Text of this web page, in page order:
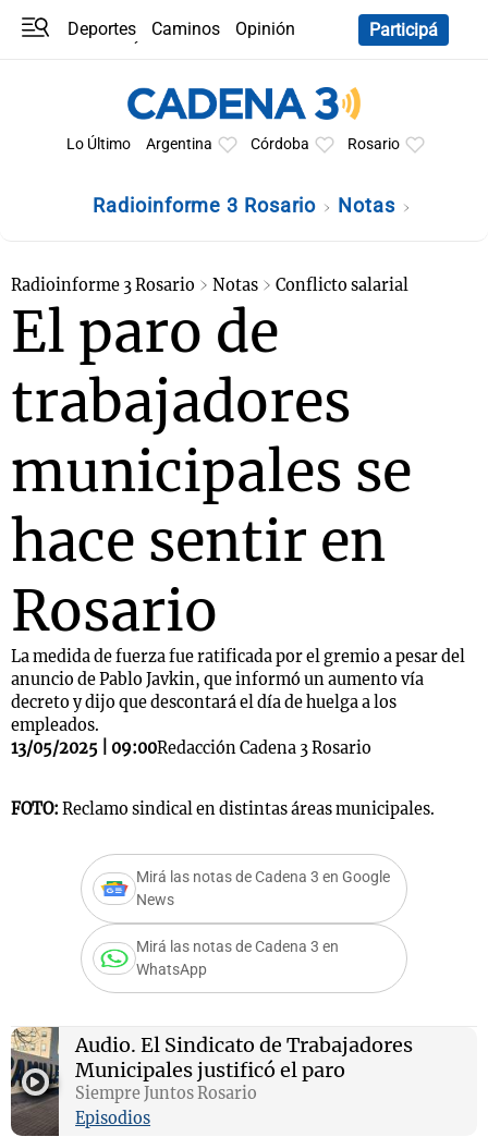
Deportes Caminos
Opinión
Participá
Lo Último Argentina Córdoba Rosario
Radioinforme 3 Rosario Notas
Radioinforme 3 Rosario Notas Conflicto salarial
El paro de
trabajadores
municipales se
hace sentir en
Rosario
La medida de fuerza fue ratificada por el gremio a pesar del
anuncio de Pablo Javkin, que informó un aumento vía
decreto y dijo que descontará el día de huelga a los
empleados.
13/05/2025 | 09:00Redacción Cadena 3 Rosario
FOTO: Reclamo sindical en distintas áreas municipales.
Mirá las notas de Cadena 3 en Google
News
Mirá las notas de Cadena 3 en
WhatsApp
Audio. El Sindicato de Trabajadores
Municipales justificó el paro
Siempre Juntos Rosario
Episodios
Notas
Notas